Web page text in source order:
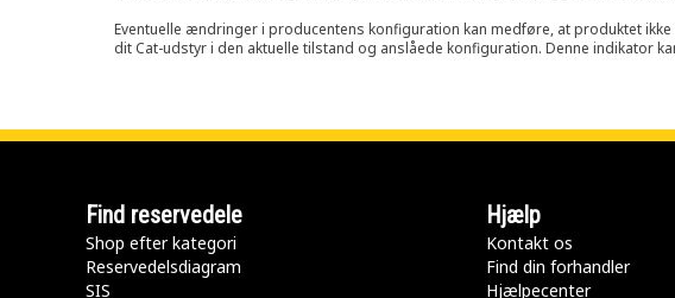
Eventuelle ændringer i producentens konfiguration kan medføre, at produktet
dit Cat-udstyr i den aktuelle tilstand og anslåede konfiguration. Denne indikator
Find reservedele
Shop efter kategori
Reservedelsdiagram
SIS
Hjælp
Kontakt os
Find din forhandler
Hjælpecenter